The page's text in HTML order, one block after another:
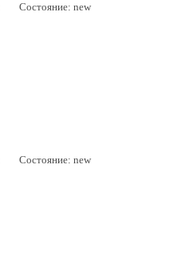
Состояние: new
Состояние: new